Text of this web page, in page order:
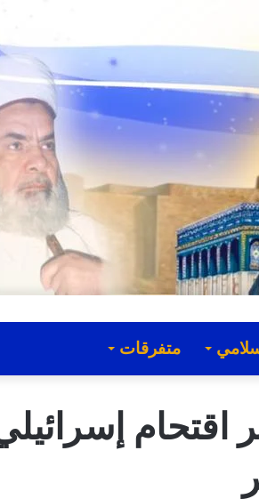
متفرقات
إثر اقتحام